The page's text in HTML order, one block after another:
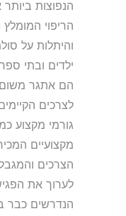
הריפוי
והיתלות על
ילדים ובתי
הם אתגר
לצרכים
גורמי מקצוע
מקצועיים
הצרכים
לערוך את
הנדרשים כבר